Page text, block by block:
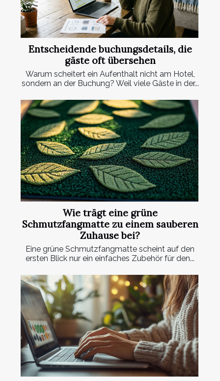
Entscheidende buchungsdetails, die
gäste oft übersehen
Warum scheitert ein Aufenthalt nicht am Hotel,
sondern an der Buchung? Weil viele Gäste in der...
Wie trägt eine grüne
Schmutzfangmatte zu einem sauberen
Zuhause bei?
Eine grüne Schmutzfangmatte scheint auf den
ersten Blick nur ein einfaches Zubehör für den...